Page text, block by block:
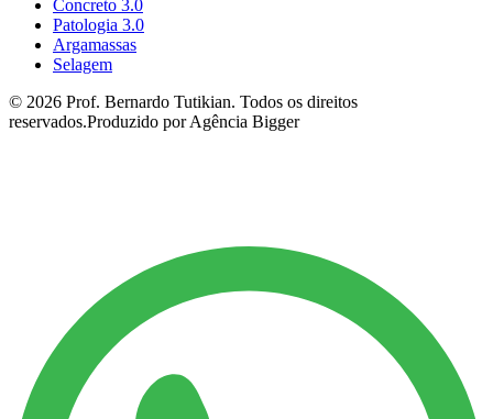
Concreto 3.0
Patologia 3.0
Argamassas
Selagem
© 2026 Prof. Bernardo Tutikian. Todos os direitos
reservados.Produzido por Agência Bigger